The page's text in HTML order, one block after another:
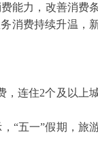
能力，改善消费
消费持续升温，
，连住2个及以上
“五一”假期，旅